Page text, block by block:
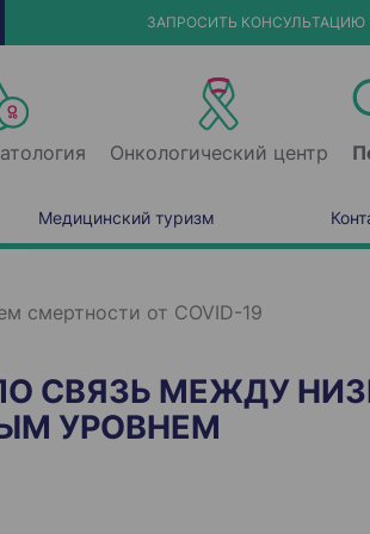
ЗАПРОСИТЬ КОНСУЛЬТАЦИЮ
Онкологический центр
Медицинский туризм
смертности от COVID-19
СВЯЗЬ МЕЖДУ
УРОВНЕМ